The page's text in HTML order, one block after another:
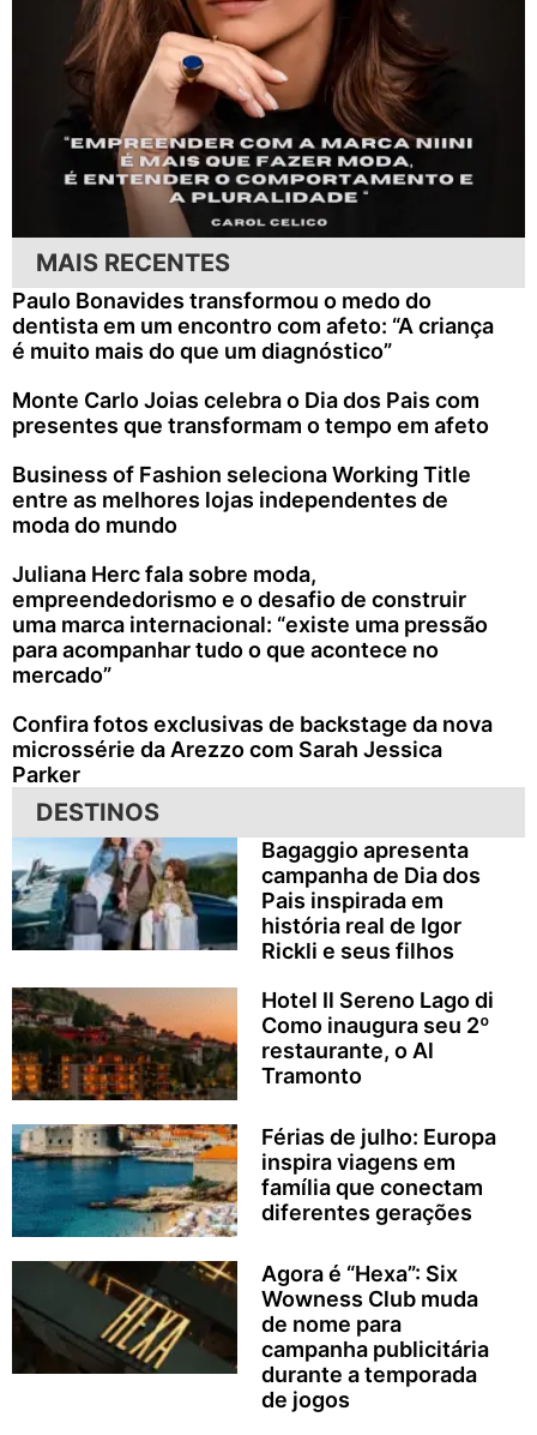
MAIS RECENTES
Paulo Bonavides transformou o medo do
dentista em um encontro com afeto: “A criança
é muito mais do que um diagnóstico”
Monte Carlo Joias celebra o Dia dos Pais com
presentes que transformam o tempo em afeto
Business of Fashion seleciona Working Title
entre as melhores lojas independentes de
moda do mundo
Juliana Herc fala sobre moda,
empreendedorismo e o desafio de construir
uma marca internacional: “existe uma pressão
para acompanhar tudo o que acontece no
mercado”
Confira fotos exclusivas de backstage da nova
microssérie da Arezzo com Sarah Jessica
Parker
DESTINOS
Bagaggio apresenta
campanha de Dia dos
Pais inspirada em
história real de Igor
Rickli e seus filhos
Hotel Il Sereno Lago di
Como inaugura seu 2º
restaurante, o Al
Tramonto
Férias de julho: Europa
inspira viagens em
família que conectam
diferentes gerações
Agora é “Hexa”: Six
Wowness Club muda
de nome para
campanha publicitária
durante a temporada
de jogos